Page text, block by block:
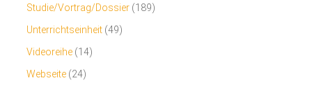
Studie/Vortrag/Dossier (189)
Unterrichtseinheit (49)
Videoreihe (14)
Webseite (24)